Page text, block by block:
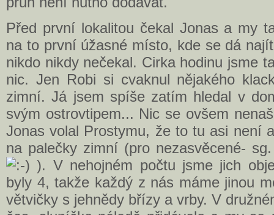
Před první lokalitou čekal Jonas a my
na to první úžasné místo, kde se dá
nikdo nikdy nečekal. Cirka hodinu jsme
nic. Jen Robi si cvaknul nějakého
zimní. Já jsem spíše zatím hledal v
svým ostrovtipem... Nic se ovšem
Jonas volal Prostymu, že to tu asi není
na palečky zimní (pro nezasvěcené-
). V nehojném počtu jsme jich
byly 4, takže každý z nás máme jinou
větvičky s jehnědy břízy a vrby. V